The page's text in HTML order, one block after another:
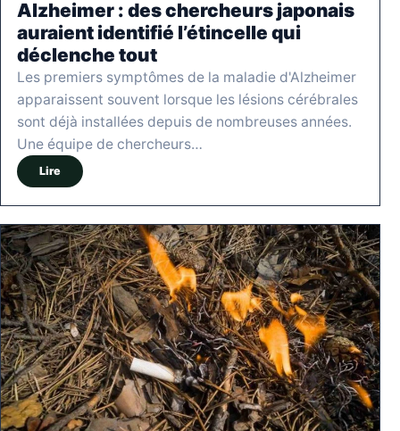
Alzheimer : des chercheurs japonais
auraient identifié l’étincelle qui
déclenche tout
Les premiers symptômes de la maladie d'Alzheimer
apparaissent souvent lorsque les lésions cérébrales
sont déjà installées depuis de nombreuses années.
Une équipe de chercheurs…
Lire